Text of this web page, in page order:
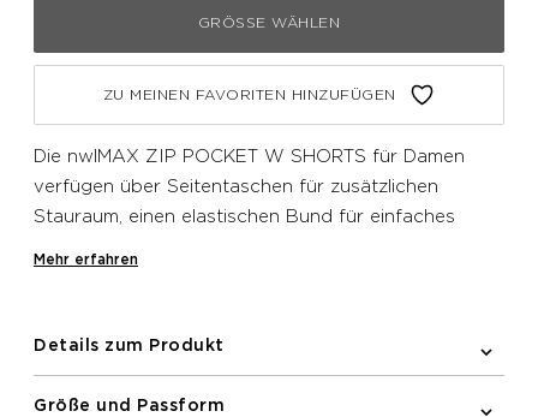
GRÖSSE WÄHLEN
ZU MEINEN FAVORITEN HINZUFÜGEN
Die nwlMAX ZIP POCKET W SHORTS für Damen
verfügen über Seitentaschen für zusätzlichen
Stauraum, einen elastischen Bund für einfaches
Mehr erfahren
Details zum Produkt
Größe und Passform